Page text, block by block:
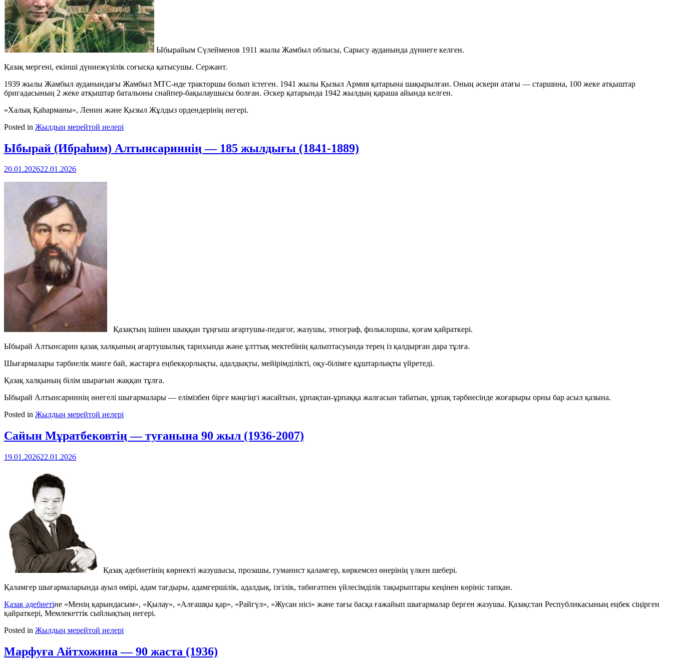
Ыбырайым Сүлейменов 1911 жылы Жамбыл облысы, Сарысу ауданында дүниеге келген.
Қазақ мергені, екінші дүниежүзілік соғысқа қатысушы. Сержант.
1939 жылы Жамбыл ауданындағы Жамбыл МТС-нде тракторшы болып істеген. 1941 жылы Қызыл Армия қатарына шақырылған. Оның әскери атағы — старшина, 100 жеке атқыштар
бригадасының 2 жеке атқыштар батальоны снайпер-бақылаушысы болған. Әскер қатарында 1942 жылдың қараша айында келген.
«Халық Қаһарманы», Ленин және Қызыл Жұлдыз ордендерінің иегері.
Posted in Жылдың мерейтой иелері
Ыбырай (Ибраһим) Алтынсариннің — 185 жылдығы (1841-1889)
20.01.202622.01.2026
Қазақтың ішінен шыққан тұңғыш ағартушы-педагог, жазушы, этнограф, фольклоршы, қоғам қайраткері.
Ыбырай Алтынсарин қазақ халқының ағартушылық тарихында және ұлттық мектебінің қалыптасуында терең із қалдырған дара тұлға.
Шығармалары тәрбиелік мәнге бай, жастарға еңбекқорлықты, адалдықты, мейірімділікті, оқу-білімге құштарлықты үйретеді.
Қазақ халқының білім шырағын жаққан тұлға.
Ыбырай Алтынсариннің өнегелі шығармалары — елімізбен бірге мәңгіңгі жасайтын, ұрпақтан-ұрпаққа жалғасын табатын, ұрпақ тәрбиесінде жоғарыры орны бар асыл қазына.
Posted in Жылдың мерейтой иелері
Сайын Мұратбековтің — туғанына 90 жыл (1936-2007)
19.01.202622.01.2026
Қазақ әдебиетінің көрнекті жазушысы, прозашы, гуманист қаламгер, көркемсөз өнерінің үлкен шебері.
Қаламгер шығармаларында ауыл өмірі, адам тағдыры, адамгершілік, адалдық, ізгілік, табиғатпен үйлесімділік тақырыптары кеңінен көрініс тапқан.
Қазақ әдебиетіне «Менің қарындасым», «Қылау», «Алғашқы қар», «Райгүл», «Жусан иісі» және тағы басқа ғажайып шығармалар берген жазушы. Қазақстан Республикасының еңбек сіңірген
қайраткері, Мемлекеттік сыйлықтың иегері.
Posted in Жылдың мерейтой иелері
Марфуға Айтхожина — 90 жаста (1936)